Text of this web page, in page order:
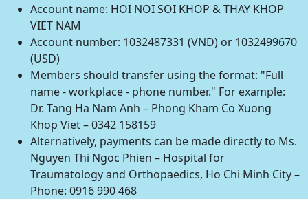
Account name: HOI NOI SOI KHOP & THAY KHOP
VIET NAM
Account number: 1032487331 (VND) or 1032499670
(USD)
Members should transfer using the format: "Full
name - workplace - phone number." For example:
Dr. Tang Ha Nam Anh – Phong Kham Co Xuong
Khop Viet – 0342 158159
Alternatively, payments can be made directly to Ms.
Nguyen Thi Ngoc Phien – Hospital for
Traumatology and Orthopaedics, Ho Chi Minh City –
Phone: 0916 990 468